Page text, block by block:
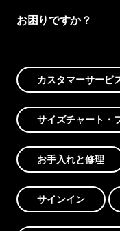
お困りですか？
カスタマーサービ
サイズチャート・
お手入れと修理
サインイン